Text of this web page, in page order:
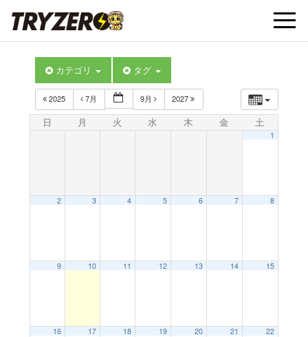
t
カテゴリ タグ
2025 7月 9月 2027
日 月 火 水 木 金 土
1
2 3 4 5 6 7 8
9 10 11 12 13 14 15
16 17 18 19 20 21 22